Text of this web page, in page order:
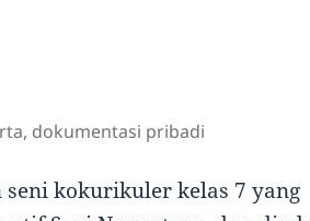
dokumentasi pribadi
kokurikuler kelas 7 yang